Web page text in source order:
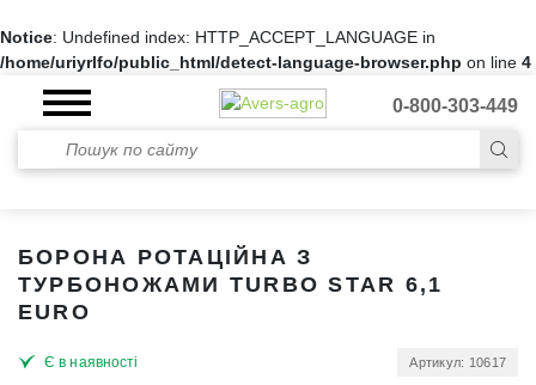
Notice: Undefined index: HTTP_ACCEPT_LANGUAGE in
/home/uriyrlfo/public_html/detect-language-browser.php on line 4
0-800-303-449
БОРОНА РОТАЦІЙНА З
ТУРБОНОЖАМИ TURBO STAR 6,1
EURO
Є в наявності Артикул: 10617